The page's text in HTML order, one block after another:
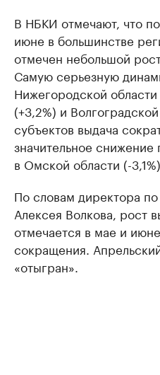
В НБКИ отмечают, что
июне в большинстве
отмечен небольшой
Самую серьезную
Нижегородской
(+3,2%) и
субъектов выдача
значительное
в Омской области (-
По словам директора
Алексея Волкова, рост
отмечается в мае и
сокращения.
«отыгран».